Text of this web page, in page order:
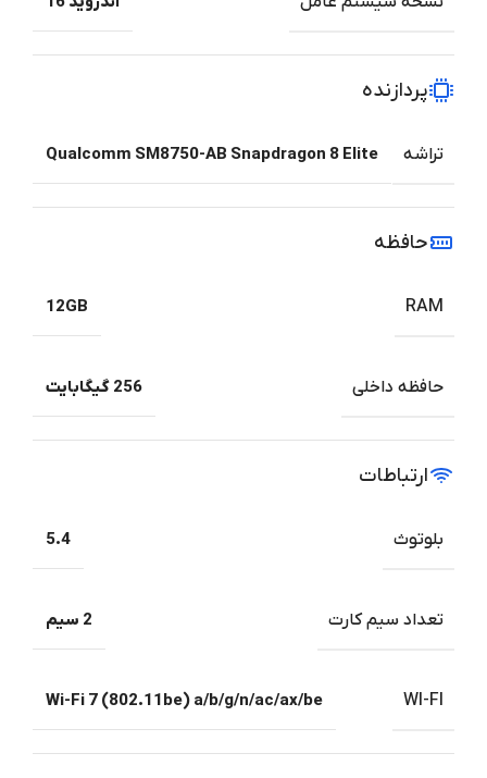
پردازنده
تراشه Qualcomm SM8750-AB Snapdragon 8 Elite
حافظه
RAM
12GB
حافظه داخلی 256 گیگابایت
ارتباطات
بلوتوث 5.4
تعداد سیم کارت 2 سیم
WI-FI
Wi-Fi 7 (802.11be) a/b/g/n/ac/ax/be